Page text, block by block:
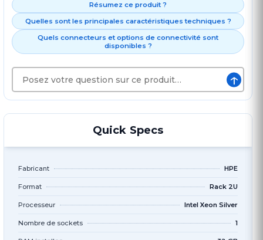
Résumez ce produit ?
Quelles sont les principales caractéristiques techniques ?
Quels connecteurs et options de connectivité sont
disponibles ?
↑
Quick Specs
Fabricant HPE
Format Rack 2U
Processeur Intel Xeon Silver
Nombre de sockets 1